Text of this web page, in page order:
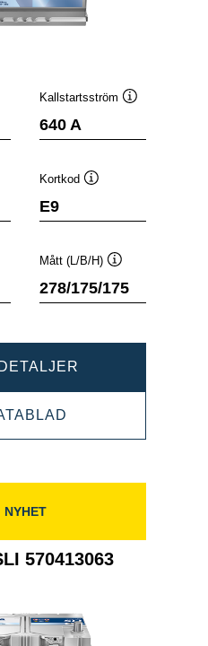
Kallstartsström
640 A
Kortkod
E9
Mått (L/B/H)
278/175/175
SLI
SLI
NYHET
570413063